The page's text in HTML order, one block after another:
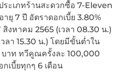
ระเภทร้านสะดวกซื้อ 7-Eleven
ยุ 7 ปี อัตราดอกเบี้ย 3.80%
สิงหาคม 2565 (เวลา 08.30 น.)
ลา 15.30 น.) โดยมีขั้นต่ำใน
บาท ทวีคูณครั้งละ 100,000
เบี้ยทุกๆ 6 เดือน